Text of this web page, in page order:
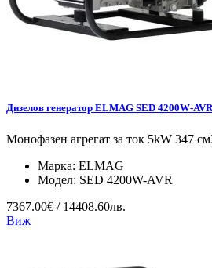
Дизелов генератор ELMAG SED 4200W-
Монофазен агрегат за ток 5kW 347
Марка: ELMAG
Модел: SED 4200W-AVR
7367.00€ / 14408.60лв.
Виж